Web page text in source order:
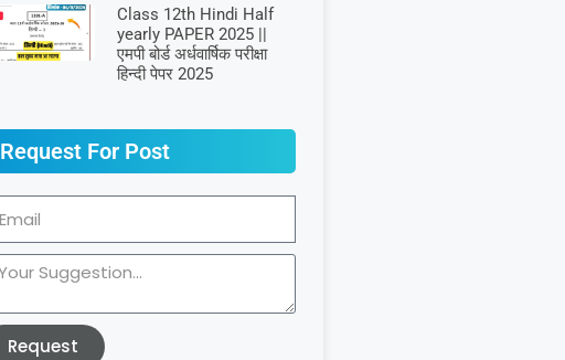
Class 12th Hindi Half
yearly PAPER 2025 ||
एमपी बोर्ड अर्धवार्षिक परीक्षा
हिन्दी पेपर 2025
Request For Post
Request